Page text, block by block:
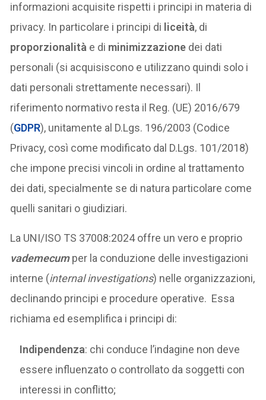
informazioni acquisite rispetti i principi in materia di
privacy. In particolare i principi di liceità, di
proporzionalità e di minimizzazione dei dati
personali (si acquisiscono e utilizzano quindi solo i
dati personali strettamente necessari). Il
riferimento normativo resta il Reg. (UE) 2016/679
(GDPR), unitamente al D.Lgs. 196/2003 (Codice
Privacy, così come modificato dal D.Lgs. 101/2018)
che impone precisi vincoli in ordine al trattamento
dei dati, specialmente se di natura particolare come
quelli sanitari o giudiziari.
La UNI/ISO TS 37008:2024 offre un vero e proprio
vademecumper la conduzione delle investigazioni
interne (internal investigations) nelle organizzazioni,
declinando principi e procedure operative. Essa
richiama ed esemplifica i principi di:
Indipendenza: chi conduce l’indagine non deve
essere influenzato o controllato da soggetti con
interessi in conflitto;